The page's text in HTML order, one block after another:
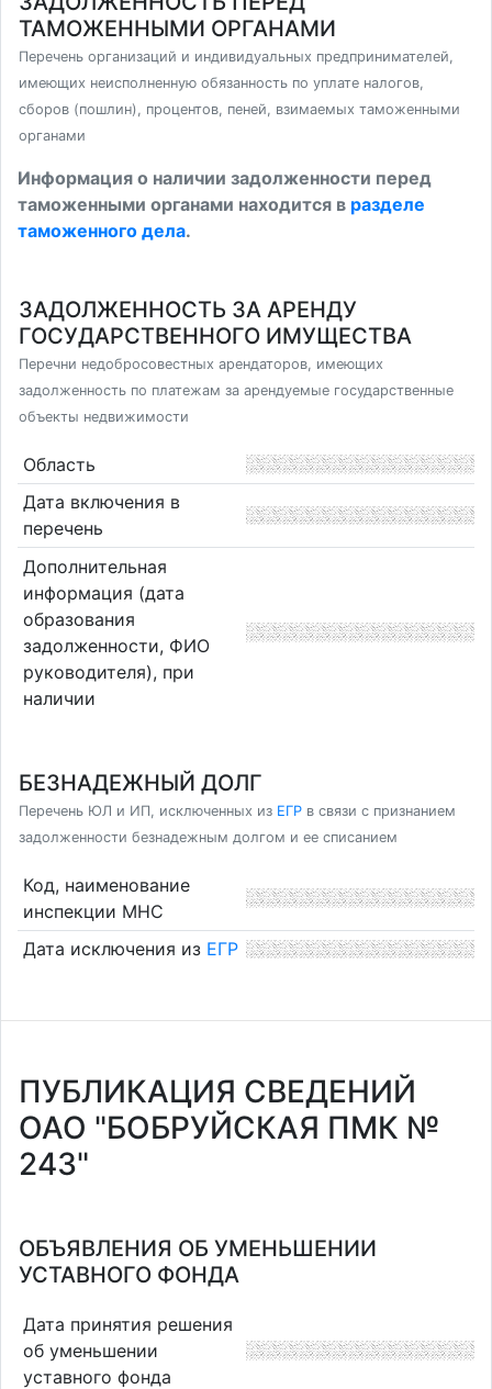
ТАМОЖЕННЫМИ ОРГАНАМИ
Перечень организаций и индивидуальных предпринимателей,
имеющих неисполненную обязанность по уплате налогов,
сборов (пошлин), процентов, пеней, взимаемых таможенными
органами
Информация о наличии задолженности перед
таможенными органами находится в разделе
таможенного дела.
ЗАДОЛЖЕННОСТЬ ЗА АРЕНДУ
ГОСУДАРСТВЕННОГО ИМУЩЕСТВА
Перечни недобросовестных арендаторов, имеющих
задолженность по платежам за арендуемые государственные
объекты недвижимости
Область
Дата включения в
перечень
Дополнительная
информация (дата
образования
задолженности, ФИО
руководителя), при
наличии
БЕЗНАДЕЖНЫЙ ДОЛГ
Перечень ЮЛ и ИП, исключенных из ЕГР в связи с признанием
задолженности безнадежным долгом и ее списанием
Код, наименование
инспекции МНС
Дата исключения из ЕГР
ПУБЛИКАЦИЯ СВЕДЕНИЙ
ОАО "БОБРУЙСКАЯ ПМК №
243"
ОБЪЯВЛЕНИЯ ОБ УМЕНЬШЕНИИ
УСТАВНОГО ФОНДА
Дата принятия решения
об уменьшении
уставного фонда